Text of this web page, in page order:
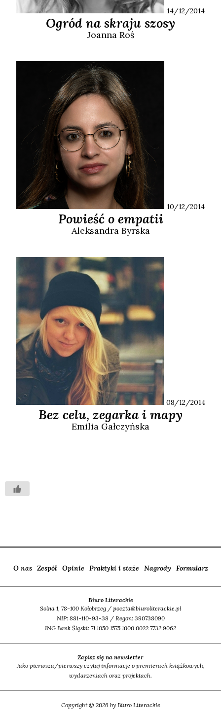
14/12/2014
Ogród na skraju szosy
Joanna Roś
10/12/2014
Powieść o empatii
Aleksandra Byrska
08/12/2014
Bez celu, zegarka i mapy
Emilia Gałczyńska
O nas Zespół Opinie Praktyki i staże Nagrody Formularz
Biuro Literackie
Solna 1, 78-100 Kołobrzeg / poczta@biuroliterackie.pl
NIP: 881-110-93-38 / Regon: 390738090
ING Bank Śląski: 71 1050 1575 1000 0022 7732 9062
Zapisz się na newsletter
Jako pierwsza/pierwszy czytaj informacje o premierach książkowych,
wydarzeniach oraz projektach.
Copyright © 2026 by Biuro Literackie